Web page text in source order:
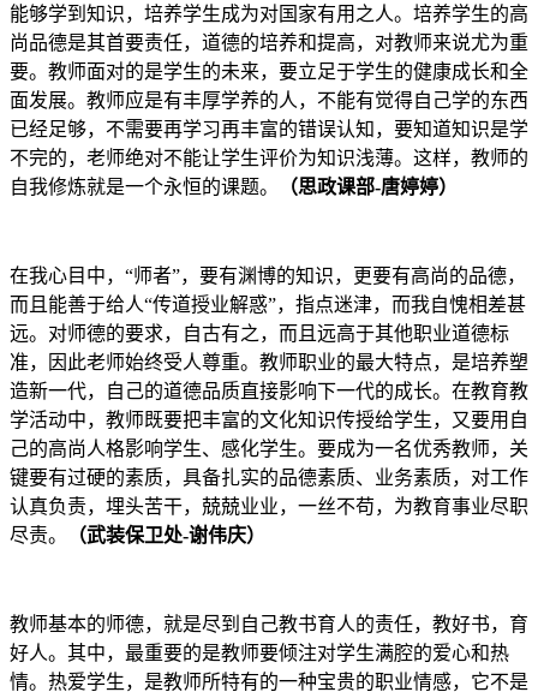
能够学到知识，培养学生成为对国家有用之人。培养学生的高
尚品德是其首要责任，道德的培养和提高，对教师来说尤为重
要。教师面对的是学生的未来，要立足于学生的健康成长和全
面发展。教师应是有丰厚学养的人，不能有觉得自己学的东西
已经足够，不需要再学习再丰富的错误认知，要知道知识是学
不完的，老师绝对不能让学生评价为知识浅薄。这样，教师的
自我修炼就是一个永恒的课题。
（思政课部-唐婷婷）
在我心目中，“师者”，要有渊博的知识，更要有高尚的品德，
而且能善于给人“传道授业解惑”，指点迷津，而我自愧相差甚
远。对师德的要求，自古有之，而且远高于其他职业道德标
准，因此老师始终受人尊重。教师职业的最大特点，是培养塑
造新一代，自己的道德品质直接影响下一代的成长。在教育教
学活动中，教师既要把丰富的文化知识传授给学生，又要用自
己的高尚人格影响学生、感化学生。要成为一名优秀教师，关
键要有过硬的素质，具备扎实的品德素质、业务素质，对工作
认真负责，埋头苦干，兢兢业业，一丝不苟，为教育事业尽职
尽责。
（武装保卫处-谢伟庆）
教师基本的师德，就是尽到自己教书育人的责任，教好书，育
好人。其中，最重要的是教师要倾注对学生满腔的爱心和热
情。热爱学生，是教师所特有的一种宝贵的职业情感，它不是